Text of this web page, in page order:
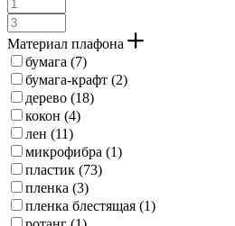
латунный (
медный (6)
мятный (1
никель (1)
никель матовый (
никель состаренный (
никель черный (
орех (2)
пастель абрикос (
пастель светло-зеленый (
пастель серый (1)
Материал плафона
бумага (7)
бумага-крафт (2)
дерево (18)
кокон (4)
лен (11)
микрофибра (1)
пластик (73)
пленка (3)
пленка блестящая (1)